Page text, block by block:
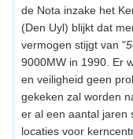
de Nota inzake het
(Den Uyl) blijkt dat
vermogen stijgt van "
9000MW in 1990. Er
en veiligheid geen
gekeken zal worden
er al een aantal jaren
locaties voor